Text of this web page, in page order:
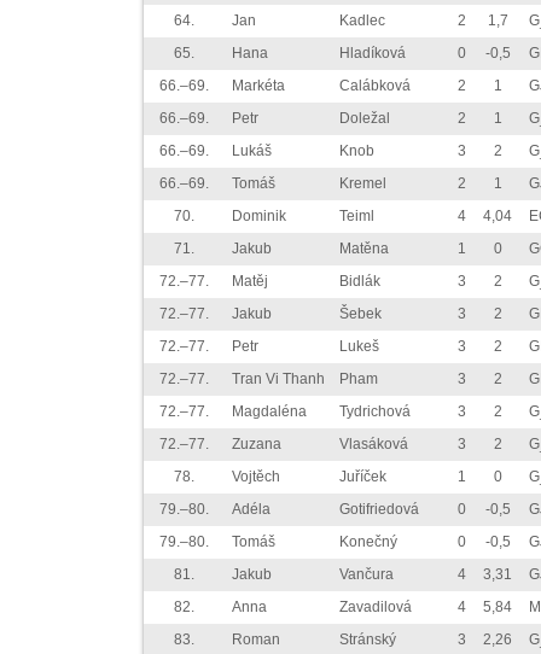
64.
Jan Kadlec 2 1,7
65.
Hana Hladíková 0 -0,5
66.–69.
Markéta Calábková 2 1
66.–69.
Petr Doležal 2 1
66.–69.
Lukáš Knob 3 2
66.–69.
Tomáš Kremel 2 1
70.
Dominik Teiml 4 4,04
71.
Jakub Matěna 1 0
72.–77.
Matěj Bidlák 3 2
72.–77.
Jakub Šebek 3 2
72.–77.
Petr Lukeš 3 2
72.–77.
Tran Vi Thanh Pham 3 2
72.–77.
Magdaléna Tydrichová 3 2
72.–77.
Zuzana Vlasáková 3 2
78.
Vojtěch Juříček 1 0
79.–80.
Adéla Gotifriedová 0 -0,5
79.–80.
Tomáš Konečný 0 -0,5
81.
Jakub Vančura 4 3,31
82.
Anna Zavadilová 4 5,84
83.
Roman Stránský 3 2,26